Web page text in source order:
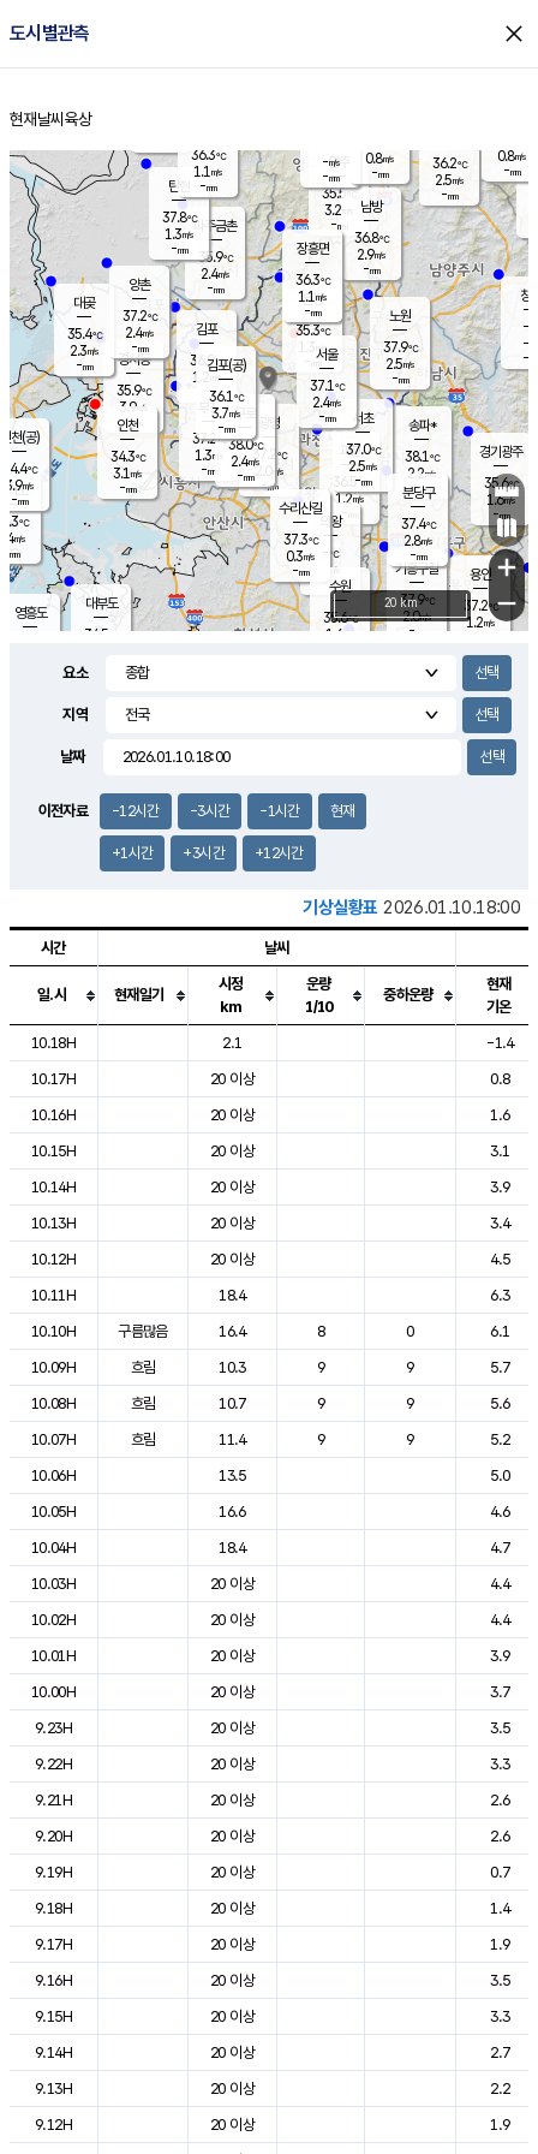
도시별관측 close
홈
현재날씨 육상
의도
℃
m/s
mm
영흥도
양주
35.5℃
3.2
-mm
과천
36.5℃
1.2m/s
- mm
용인
37.2℃
1.2m/s
경기광주
35.6℃
1.6m/s
-mm
2.7m/s
대부도
34.5
경서동
35.9℃
3.9m/s
-mm
파주금촌
35.9℃
2.4m/s
-mm
36.2℃
2.5m/s
-mm
대곶
35.4℃
2.3m/s
-mm
창
-
-m/
-
탄현
37.8℃
1.3m/s
-mm
0.8m/s
-mm
의왕
- ℃
m/s
mm
김포
36.9℃
1.2 m/s
mm
광명
37.2 ℃
2.0 m/s
-mm
부천
37.2℃
1.3m/s
-mm
양촌
37.2℃
2.4m/s
-mm
구로
38.0℃
2.4m/s
-mm
은평
35.3℃
1.3 m/s
- mm
노원
37.9℃
2.5m/s
-mm
송파*
38.1℃
2.2m/s
-mm
서초
37.0℃
2.5m/s
-mm
남방
36.8℃
2.9m/s
-mm
기흥구갈
37.9℃
2.0m/s
-
수리산길
37.3℃
0.3m/s
-mm
분당구
37.4℃
2.8m/s
-mm
장흥면
36.3℃
1.1 m/s
-mm
-m/s
-mm
인천(공)
34.4℃
3.9m/s
-mm
김포(공)
36.1℃
3.7m/s
-mm
수원
35.6℃
1.6 m/s
인천
34.3℃
3.1 m/s
-mm
서울
37.1℃
2.4m/s
-mm
36.3℃
1.1 m/s
-mm
0.8m/s
-mm
+
−
20 km
요소
지역
날짜
이전자료 -12시간 -3시간 -1시간 현재
+1시간 +3시간 +12시간
기상실황표 2026.01.10.18:00
도시별 기상실황표로 지점, 날씨, 기온, 강수, 바람, 기압등을 안내한 표입
시간 날씨
일.시 현재일기
시정
km
운량
1/10
중하운량
현재
기온
10.18H
2.1
-1.4
10.17H
20 이상
0.8
10.16H
20 이상
1.6
10.15H
20 이상
3.1
10.14H
20 이상
3.9
10.13H
20 이상
3.4
10.12H
20 이상
4.5
10.11H
18.4
6.3
10.10H
구름많음 16.4 8 0
6.1
10.09H
흐림 10.3 9 9
5.7
10.08H
흐림 10.7 9 9
5.6
10.07H
흐림 11.4 9 9
5.2
10.06H
13.5
5.0
10.05H
16.6
4.6
10.04H
18.4
4.7
10.03H
20 이상
4.4
10.02H
20 이상
4.4
10.01H
20 이상
3.9
10.00H
20 이상
3.7
9.23H
20 이상
3.5
9.22H
20 이상
3.3
9.21H
20 이상
2.6
9.20H
20 이상
2.6
9.19H
20 이상
0.7
9.18H
20 이상
1.4
9.17H
20 이상
1.9
9.16H
20 이상
3.5
9.15H
20 이상
3.3
9.14H
20 이상
2.7
9.13H
20 이상
2.2
9.12H
20 이상
1.9